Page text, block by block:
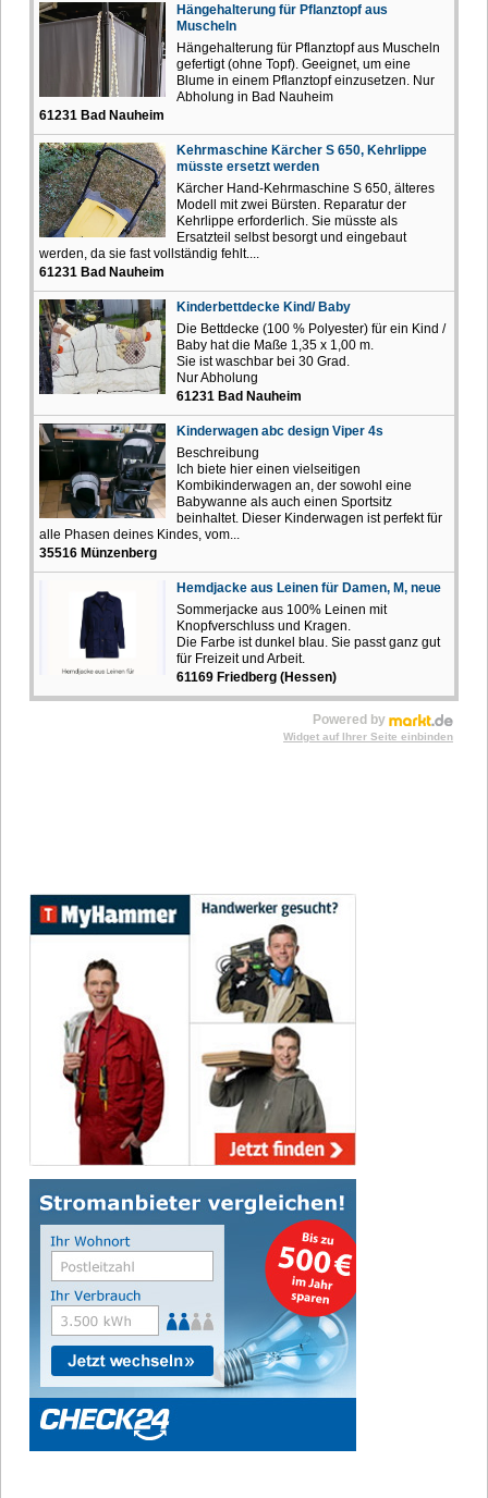
Hängehalterung für Pflanztopf aus
Muscheln
Hängehalterung für Pflanztopf aus Muscheln
gefertigt (ohne Topf). Geeignet, um eine
Blume in einem Pflanztopf einzusetzen. Nur
Abholung in Bad Nauheim
61231 Bad Nauheim
Kehrmaschine Kärcher S 650, Kehrlippe
müsste ersetzt werden
Kärcher Hand-Kehrmaschine S 650, älteres
Modell mit zwei Bürsten. Reparatur der
Kehrlippe erforderlich. Sie müsste als
Ersatzteil selbst besorgt und eingebaut
werden, da sie fast vollständig fehlt....
61231 Bad Nauheim
Kinderbettdecke Kind/ Baby
Die Bettdecke (100 % Polyester) für ein Kind /
Baby hat die Maße 1,35 x 1,00 m.
Sie ist waschbar bei 30 Grad.
Nur Abholung
61231 Bad Nauheim
Kinderwagen abc design Viper 4s
Beschreibung
Ich biete hier einen vielseitigen
Kombikinderwagen an, der sowohl eine
Babywanne als auch einen Sportsitz
beinhaltet. Dieser Kinderwagen ist perfekt für
alle Phasen deines Kindes, vom...
35516 Münzenberg
Hemdjacke aus Leinen für Damen, M, neue
Sommerjacke aus 100% Leinen mit
Knopfverschluss und Kragen.
Die Farbe ist dunkel blau. Sie passt ganz gut
für Freizeit und Arbeit.
61169 Friedberg (Hessen)
Powered by
Widget auf Ihrer Seite einbinden